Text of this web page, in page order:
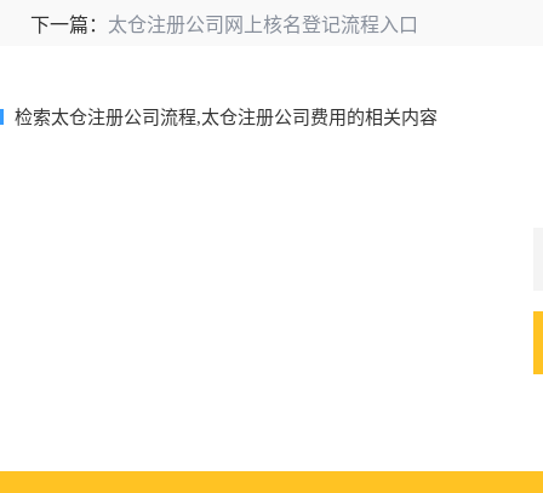
下一篇： 太仓注册公司网上核名登记流程入口
检索太仓注册公司流程,太仓注册公司费用的相关内容